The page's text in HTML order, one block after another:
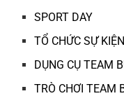
SPORT DAY
TỔ CHỨC SỰ KIỆN
DỤNG CỤ TEAM
TRÒ CHƠI TEAM